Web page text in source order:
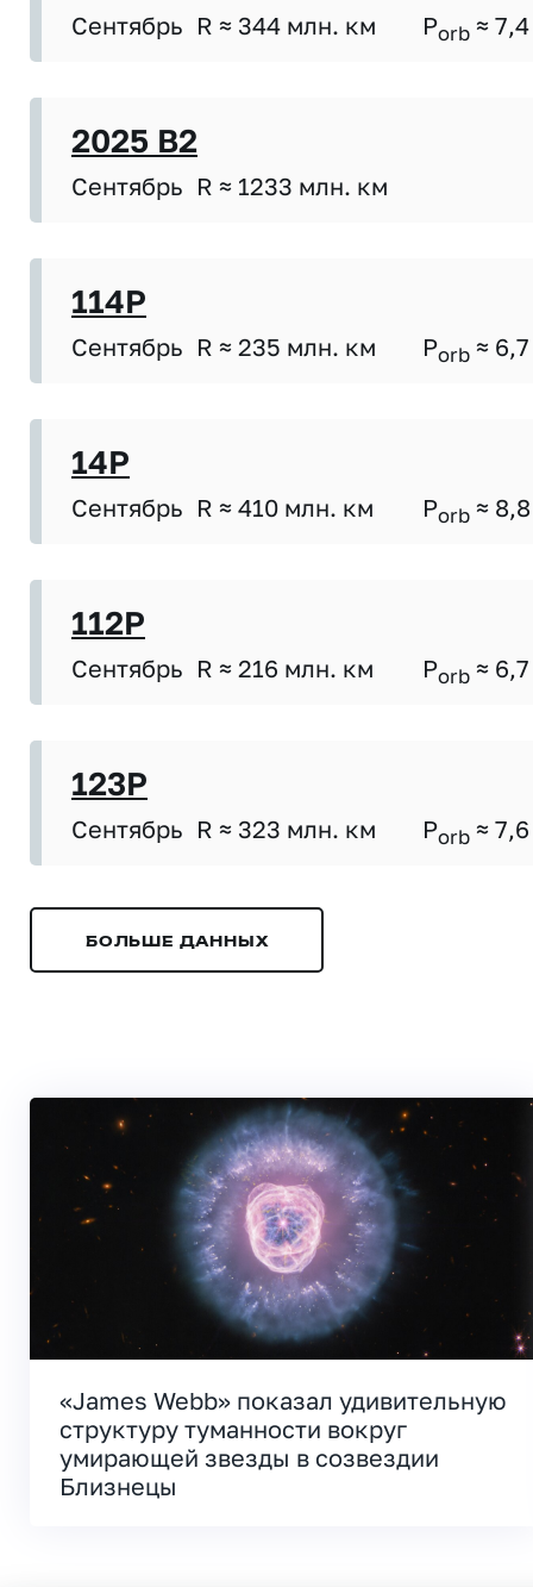
Сентябрь R ≈ 344 млн. км Porb ≈ 7,4
2025 B2
Сентябрь R ≈ 1233 млн. км
114P
Сентябрь R ≈ 235 млн. км Porb ≈ 6,7
14P
Сентябрь R ≈ 410 млн. км Porb ≈ 8,8
112P
Сентябрь R ≈ 216 млн. км Porb ≈ 6,7
123P
Сентябрь R ≈ 323 млн. км Porb ≈ 7,6
БОЛЬШЕ ДАННЫХ
«James Webb» показал удивительную
структуру туманности вокруг
умирающей звезды в созвездии
Близнецы